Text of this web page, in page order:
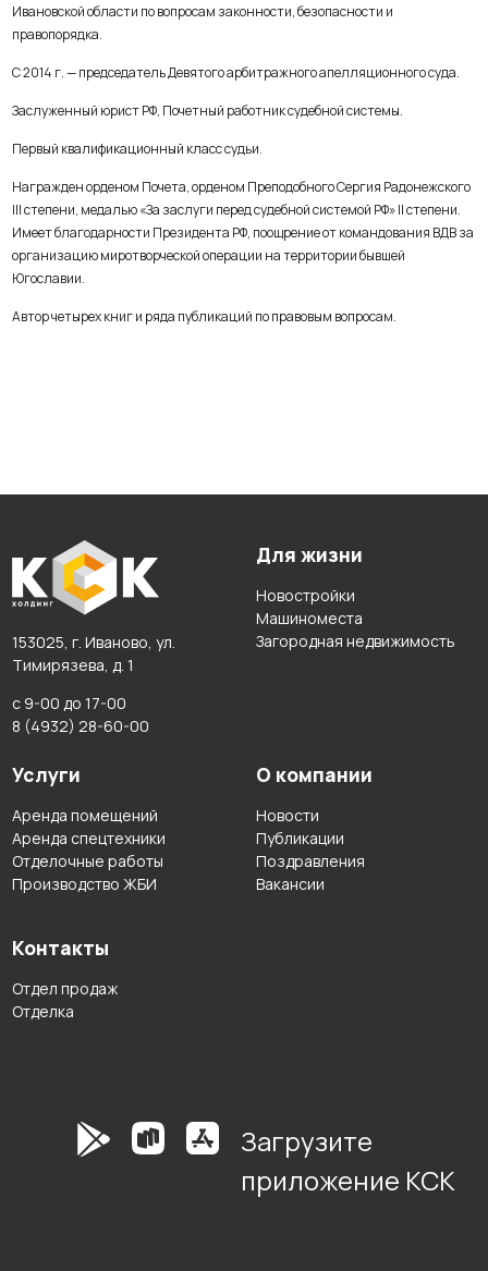
Ивановской области по вопросам законности, безопасности и
правопорядка.
С 2014 г. — председатель Девятого арбитражного апелляционного суда.
Заслуженный юрист РФ, Почетный работник судебной системы.
Первый квалификационный класс судьи.
Награжден орденом Почета, орденом Преподобного Сергия Радонежского
III степени, медалью «За заслуги перед судебной системой РФ» II степени.
Имеет благодарности Президента РФ, поощрение от командования ВДВ за
организацию миротворческой операции на территории бывшей
Югославии.
Автор четырех книг и ряда публикаций по правовым вопросам.
153025, г. Иваново, ул.
Тимирязева, д. 1
с 9-00 до 17-00
8 (4932) 28-60-00
Для жизни
Новостройки
Машиноместа
Загородная недвижимость
Услуги
Аренда помещений
Аренда спецтехники
Отделочные работы
Производство ЖБИ
О компании
Новости
Публикации
Поздравления
Вакансии
Контакты
Отдел продаж
Отделка
Загрузите
приложение КСК